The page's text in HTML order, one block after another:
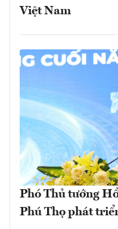
Việt Nam
Phó Thủ tướng
Phú Thọ phát